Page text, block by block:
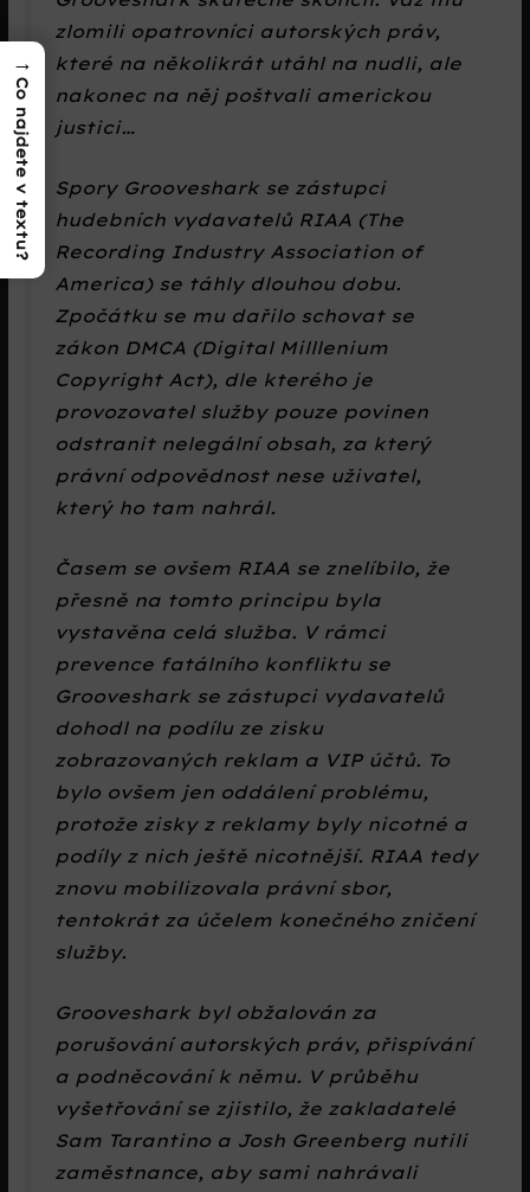
zlomili opatrovníci autorských práv,
které na několikrát utáhl na nudli, ale
nakonec na něj poštvali americkou
justici…
Spory Grooveshark se zástupci
hudebních vydavatelů RIAA (The
Recording Industry Association of
America) se táhly dlouhou dobu.
Zpočátku se mu dařilo schovat se
zákon DMCA (Digital Milllenium
Copyright Act), dle kterého je
provozovatel služby pouze povinen
odstranit nelegální obsah, za který
právní odpovědnost nese uživatel,
který ho tam nahrál.
Časem se ovšem RIAA se znelíbilo, že
přesně na tomto principu byla
vystavěna celá služba. V rámci
prevence fatálního konfliktu se
Grooveshark se zástupci vydavatelů
dohodl na podílu ze zisku
zobrazovaných reklam a VIP účtů. To
bylo ovšem jen oddálení problému,
protože zisky z reklamy byly nicotné a
podíly z nich ještě nicotnější. RIAA tedy
znovu mobilizovala právní sbor,
tentokrát za účelem konečného zničení
služby.
Grooveshark byl obžalován za
porušování autorských práv, přispívání
a podněcování k němu. V průběhu
vyšetřování se zjistilo, že zakladatelé
Sam Tarantino a Josh Greenberg nutili
zaměstnance, aby sami nahrávali
→
Co najdete v textu?